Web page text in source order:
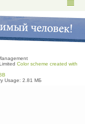
Color scheme created with
Usage: 2.81 МБ